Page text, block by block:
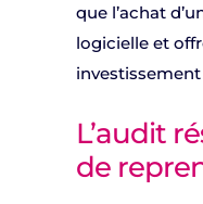
que l’achat
logicielle et
investissement
L’audit
de